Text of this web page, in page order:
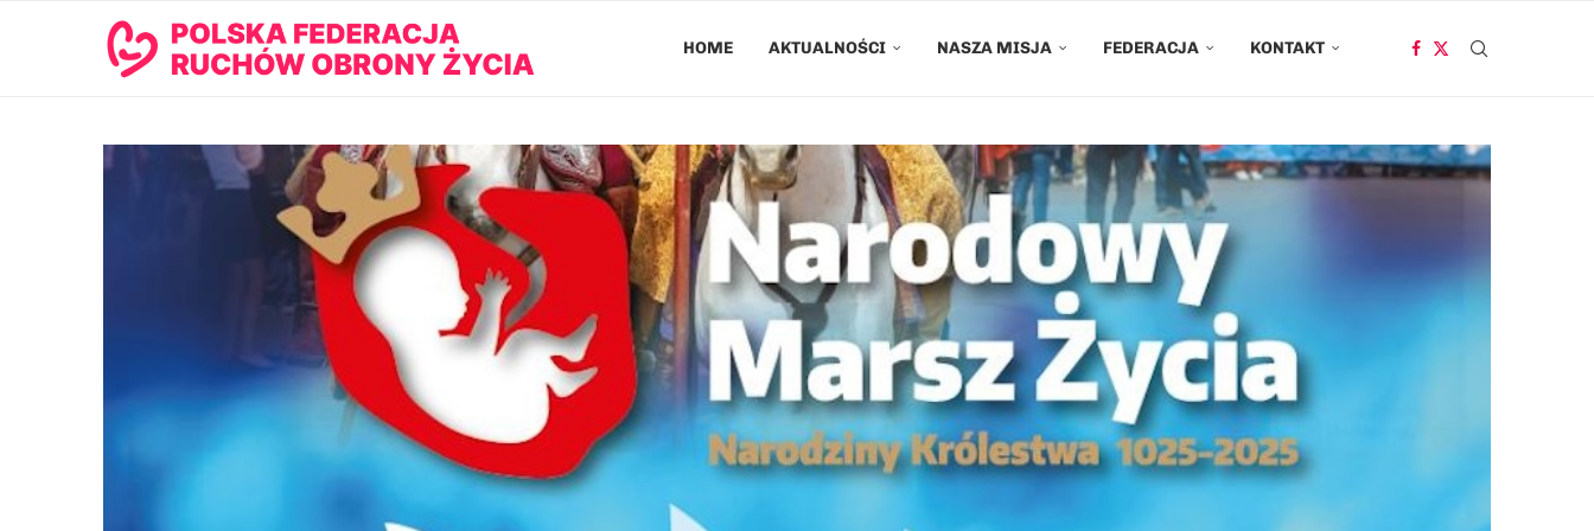
HOME AKTUALNOŚCI NASZA MISJA FEDERACJA KONTAKT